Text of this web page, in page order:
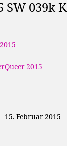
SW 039k K
2015
15. Februar 2015